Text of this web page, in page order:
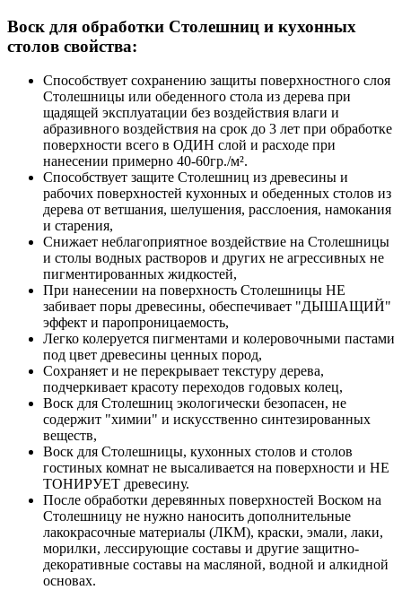
Воск для обработки Столешниц и кухонных
столов свойства:
Способствует сохранению защиты поверхностного слоя
Столешницы или обеденного стола из дерева при
щадящей эксплуатации без воздействия влаги и
абразивного воздействия на срок до 3 лет при обработке
поверхности всего в ОДИН слой и расходе при
нанесении примерно 40-60гр./м².
Способствует защите Столешниц из древесины и
рабочих поверхностей кухонных и обеденных столов из
дерева от ветшания, шелушения, расслоения, намокания
и старения,
Снижает неблагоприятное воздействие на Столешницы
и столы водных растворов и других не агрессивных не
пигментированных жидкостей,
При нанесении на поверхность Столешницы НЕ
забивает поры древесины, обеспечивает "ДЫШАЩИЙ"
эффект и паропроницаемость,
Легко колеруется пигментами и колеровочными пастами
под цвет древесины ценных пород,
Сохраняет и не перекрывает текстуру дерева,
подчеркивает красоту переходов годовых колец,
Воск для Столешниц экологически безопасен, не
содержит "химии" и искусственно синтезированных
веществ,
Воск для Столешницы, кухонных столов и столов
гостиных комнат не высаливается на поверхности и НЕ
ТОНИРУЕТ древесину.
После обработки деревянных поверхностей Воском на
Столешницу не нужно наносить дополнительные
лакокрасочные материалы (ЛКМ), краски, эмали, лаки,
морилки, лессирующие составы и другие защитно-
декоративные составы на масляной, водной и алкидной
основах.